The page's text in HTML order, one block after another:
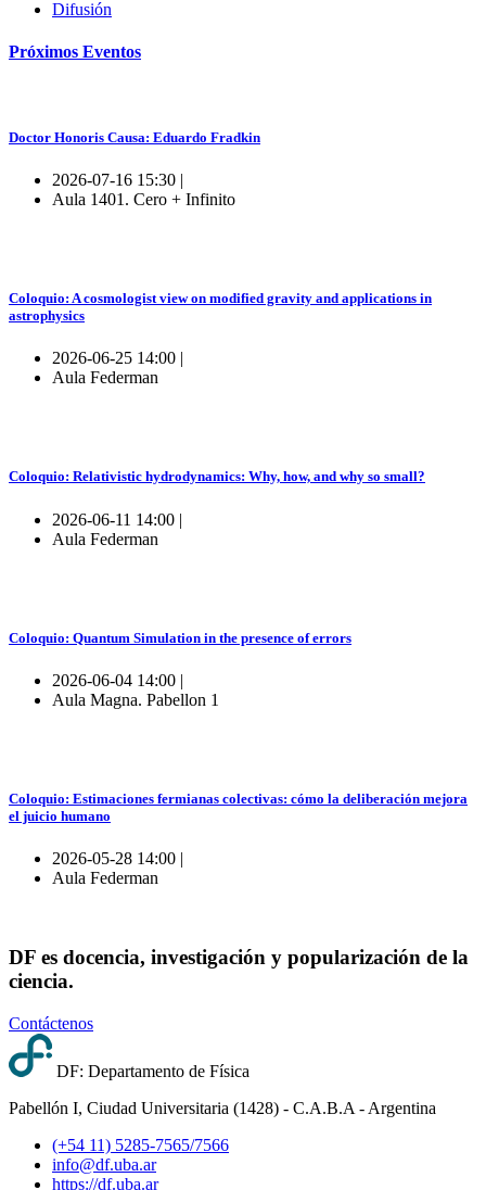
Difusión
Próximos Eventos
Doctor Honoris Causa: Eduardo Fradkin
2026-07-16 15:30 |
Aula 1401. Cero + Infinito
Coloquio: A cosmologist view on modified gravity and applications in
astrophysics
2026-06-25 14:00 |
Aula Federman
Coloquio: Relativistic hydrodynamics: Why, how, and why so small?
2026-06-11 14:00 |
Aula Federman
Coloquio: Quantum Simulation in the presence of errors
2026-06-04 14:00 |
Aula Magna. Pabellon 1
Coloquio: Estimaciones fermianas colectivas: cómo la deliberación mejora
el juicio humano
2026-05-28 14:00 |
Aula Federman
DF es docencia, investigación y popularización de la
ciencia.
Contáctenos
DF: Departamento de Física
Pabellón I, Ciudad Universitaria (1428) - C.A.B.A - Argentina
(+54 11) 5285-7565/7566
info@df.uba.ar
https://df.uba.ar